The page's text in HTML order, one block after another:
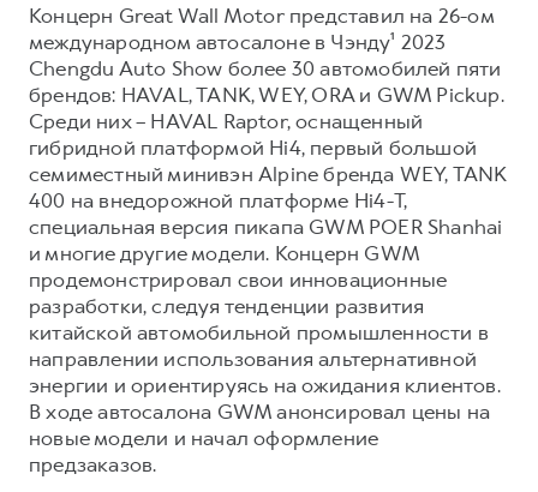
от 2 899 000 ₽ от 3 599 000 ₽
POER
от 3 449 000 ₽
КОРПОРАТИВНЫМ КЛИЕНТАМ
Для малого бизнеса
Корпоративным клиентам
Крупным корпоративным клиентам
Система управления автопарком GWM Fleet
Сервис для корпоративных клиентов
HAVAL Лизинг
АКСЕССУАРЫ HAVAL
Автомобильные аксессуары
Коллекция CITY
Коллекция Базовая
GWM Безопасность
Гарантия HAVAL
Мобильное приложение GWM
Программа «HAVAL Защита+»
Руководства по эксплуатации
Подписки
АКСЕССУАРЫ HAVAL
Автомобильные аксессуары
Коллекция CITY
Коллекция Базовая
Коллекция Детская
Концерн Great Wall Motor представил на 26-ом
международном автосалоне в Чэнду¹ 2023
Chengdu Auto Show более 30 автомобилей пяти
брендов: HAVAL, TANK, WEY, ORA и GWM Pickup.
Среди них – HAVAL Raptor, оснащенный
гибридной платформой Hi4, первый большой
семиместный минивэн Alpine бренда WEY, TANK
400 на внедорожной платформе Hi4-T,
специальная версия пикапа GWM POER Shanhai
и многие другие модели. Концерн GWM
продемонстрировал свои инновационные
разработки, следуя тенденции развития
китайской автомобильной промышленности в
направлении использования альтернативной
энергии и ориентируясь на ожидания клиентов.
В ходе автосалона GWM анонсировал цены на
новые модели и начал оформление
предзаказов.